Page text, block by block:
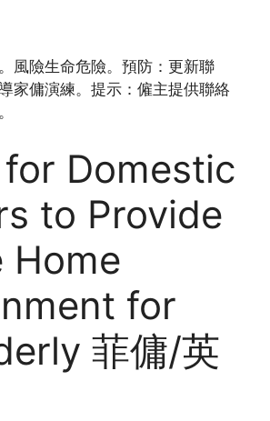
風險生命危險。預防：更新聯
家傭演練。提示：僱主提供聯絡
Domestic
to Provide
Home
for
菲傭/英